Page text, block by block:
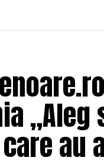
au